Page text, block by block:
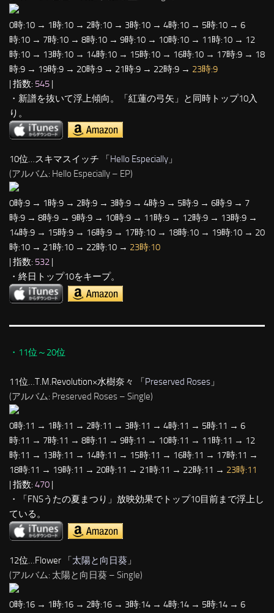
0時:10 → 1時:10 → 2時:10 → 3時:10 → 4時:10 → 5時:10 → 6
時:10 → 7時:10 → 8時:10 → 9時:10 → 10時:10 → 11時:10 → 12
時:10 → 13時:10 → 14時:10 → 15時:10 → 16時:10 → 17時:9 → 18
時:9 → 19時:9 → 20時:9 → 21時:9 → 22時:9 → 23時:9
| 指数: 545 |
・新譜を抜いて浮上傾向。「紅蓮の弓矢」と同時トップ10入
り。
10位…スキマスイッチ 「 Hello Especially 」
(アルバム: Hello Especially – EP)
0時:9 → 1時:9 → 2時:9 → 3時:9 → 4時:9 → 5時:9 → 6時:9 → 7
時:9 → 8時:9 → 9時:9 → 10時:9 → 11時:9 → 12時:9 → 13時:9 →
14時:9 → 15時:9 → 16時:9 → 17時:10 → 18時:10 → 19時:10 → 20
時:10 → 21時:10 → 22時:10 → 23時:10
| 指数: 532
・終日トップ10をキープ。
・11位～20位
11位…T.M.Revolution×水樹奈々 「Preserved Roses 」
(アルバム: Preserved Roses – Single)
0時:11 → 1時:11 → 2時:11 → 3時:11 → 4時:11 → 5時:11 → 6
時:11 → 7時:11 → 8時:11 → 9時:11 → 10時:11 → 11時:11 → 12
時:11 → 13時:11 → 14時:11 → 15時:11 → 16時:11 → 17時:11 →
18時:11 → 19時:11 → 20時:11 → 21時:11 → 22時:11 → 23時:11
| 指数: 470 |
・「FNSうたの夏まつり」放映効果でトップ10目前まで浮上し
ている。
12位…Flower 「太陽と向日葵 」
(アルバム: 太陽と向日葵 – Single)
0時:16 → 1時:16 → 2時:16 → 3時:14 → 4時:14 → 5時:14 → 6